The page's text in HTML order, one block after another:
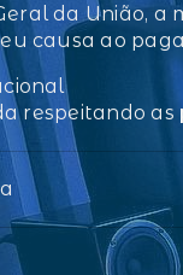
da União, a
causa ao
respeitando as